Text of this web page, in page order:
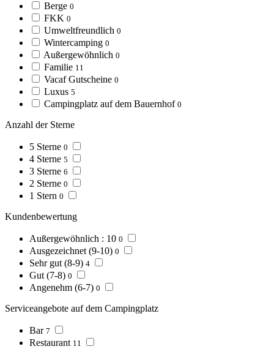
Berge 0
FKK 0
Umweltfreundlich 0
Wintercamping 0
Außergewöhnlich 0
Familie 11
Vacaf Gutscheine 0
Luxus 5
Campingplatz auf dem Bauernhof 0
Anzahl der Sterne
5 Sterne 0
4 Sterne 5
3 Sterne 6
2 Sterne 0
1 Stern 0
Kundenbewertung
Außergewöhnlich : 10 0
Ausgezeichnet (9-10) 0
Sehr gut (8-9) 4
Gut (7-8) 0
Angenehm (6-7) 0
Serviceangebote auf dem Campingplatz
Bar 7
Restaurant 11